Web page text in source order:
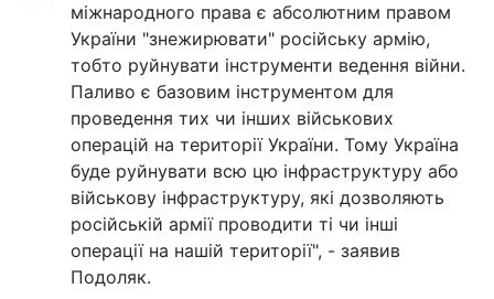
Тема оформлення
міжнародного права є абсолютним правом
України "знежирювати" російську армію,
тобто руйнувати інструменти ведення війни.
Паливо є базовим інструментом для
проведення тих чи інших військових
операцій на території України. Тому Україна
буде руйнувати всю цю інфраструктуру або
військову інфраструктуру, які дозволяють
російській армії проводити ті чи інші
операції на нашій території", - заявив
Подоляк.